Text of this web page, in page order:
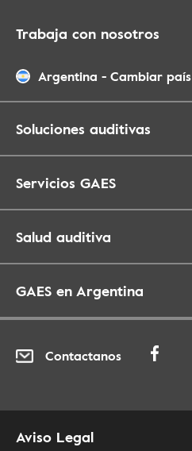
Trabaja con nosotros
Argentina - Cambiar país
Soluciones auditivas
Servicios GAES
Salud auditiva
GAES en Argentina
Contactanos
Aviso Legal